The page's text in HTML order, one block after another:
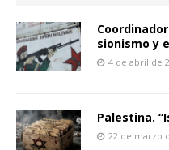
sionismo y
4 de abril de
Palestina.
22 de marzo